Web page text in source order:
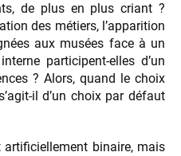
de plus en plus criant ?
des métiers, l’apparition
aux musées face à un
participent-elles d’un
? Alors, quand le choix
il d’un choix par défaut
artificiellement binaire, mais